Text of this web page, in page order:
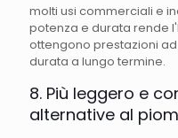
molti usi commerciali e
potenza e durata rende
ottengono prestazioni
durata a lungo termine.
8. Più leggero e
alternative al